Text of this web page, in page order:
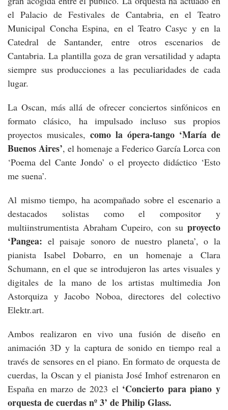
el Palacio de Festivales de Cantabria, en el Teatro
Municipal Concha Espina, en el Teatro Casyc y en la
Catedral de Santander, entre otros escenarios de
Cantabria. La plantilla goza de gran versatilidad y adapta
siempre sus producciones a las peculiaridades de cada
lugar.
La Oscan, más allá de ofrecer conciertos sinfónicos en
formato clásico, ha impulsado incluso sus propios
proyectos musicales, como la ópera-tango ‘María de
Buenos Aires’, el homenaje a Federico García Lorca con
‘Poema del Cante Jondo’ o el proyecto didáctico ‘Esto
me suena’.
Al mismo tiempo, ha acompañado sobre el escenario a
destacados solistas como el compositor y
multiinstrumentista Abraham Cupeiro, con su proyecto
‘Pangea: el paisaje sonoro de nuestro planeta’, o la
pianista Isabel Dobarro, en un homenaje a Clara
Schumann, en el que se introdujeron las artes visuales y
digitales de la mano de los artistas multimedia Jon
Astorquiza y Jacobo Noboa, directores del colectivo
Elektr.art.
Ambos realizaron en vivo una fusión de diseño en
animación 3D y la captura de sonido en tiempo real a
través de sensores en el piano. En formato de orquesta de
cuerdas, la Oscan y el pianista José Imhof estrenaron en
España en marzo de 2023 el ‘Concierto para piano y
orquesta de cuerdas nº 3’ de Philip Glass.